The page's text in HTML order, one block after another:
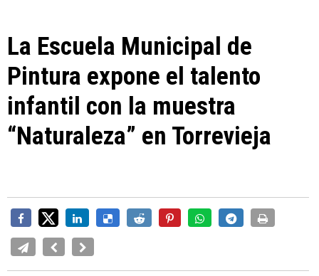
La Escuela Municipal de
Pintura expone el talento
infantil con la muestra
“Naturaleza” en Torrevieja